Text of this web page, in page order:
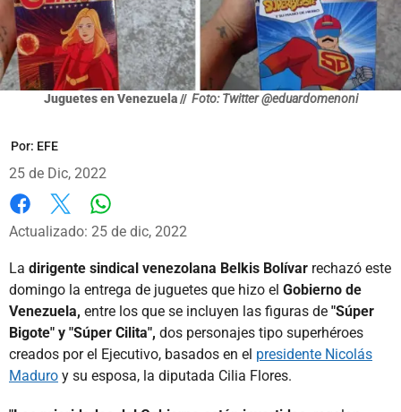
Juguetes en Venezuela // Foto: Twitter @eduardomenoni
Por: EFE
25 de Dic, 2022
Facebook
X
Actualizado: 25 de dic, 2022
La dirigente sindical venezolana Belkis Bolívar rechazó este
domingo la entrega de juguetes que hizo el Gobierno de
Venezuela, entre los que se incluyen las figuras de "Súper
Bigote" y "Súper Cilita", dos personajes tipo superhéroes
creados por el Ejecutivo, basados en el presidente Nicolás
Maduro y su esposa, la diputada Cilia Flores.